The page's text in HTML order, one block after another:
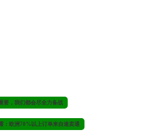
要，我们都会尽全力备战
：欧洲70%以上订单来自速卖通